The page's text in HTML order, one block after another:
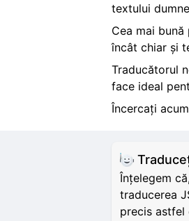
textului
Cea mai
încât chiar și
Traducătorul
face ideal
Încercați
Înțelegem
traducerea
precis astfel